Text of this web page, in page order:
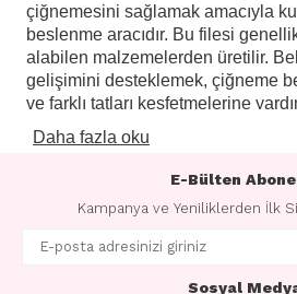
çiğnemesini sağlamak amacıyla
beslenme aracıdır. Bu filesi
alabilen malzemelerden üretilir.
gelişimini desteklemek, çiğneme
ve farklı tatları keşfetmelerine
tasarlanmıştır. Sebze ve meyve
meyve ve sebzelerin güvenli bir
sağlayarak, kendi başlarına
Sebze ve meyve filesi genellikle
bir ağız tasarımına sahiptir. Bu
Daha fazla oku
E-Bülten
Kampanya ve Yeniliklerden İlk
Sosyal